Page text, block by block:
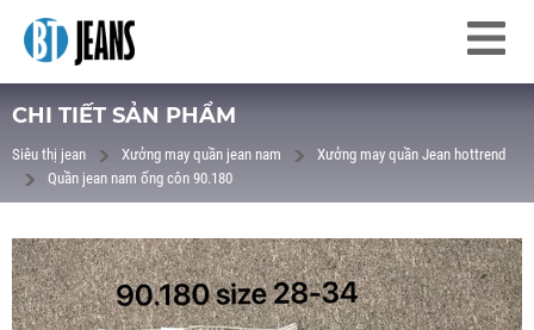
CHI TIẾT SẢN PHẨM
Siêu thị jean Xưởng may quần jean nam
Xưởng may quần Jean hottrend
Quần jean nam ống côn 90.180